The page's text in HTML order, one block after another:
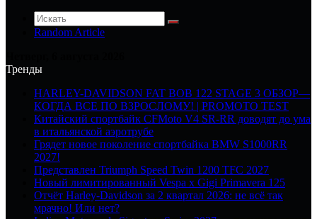
Random Article
Тренды
HARLEY-DAVIDSON FAT BOB 122 STAGE 3 ОБЗОР—
КОГДА ВСЕ ПО ВЗРОСЛОМУ! | PROMOTO TEST
Китайский спортбайк CFMoto V4 SR-RR доводят до ума
в итальянской аэротрубе
Грядет новое поколение спортбайка BMW S1000RR
2027!
Представлен Triumph Speed Twin 1200 TFC 2027
Новый лимитированный Vespa x Gigi Primavera 125
Отчёт Harley-Davidson за 2 квартал 2026: не всё так
мрачно! Или нет?